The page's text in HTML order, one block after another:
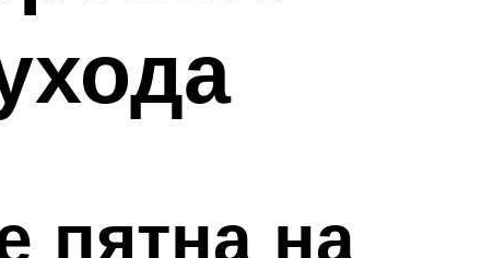
пятна на